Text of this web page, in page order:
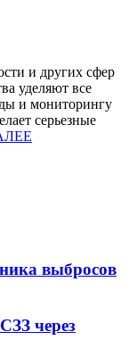
и других сфер
уделяют все
и мониторингу
серьезные
выбросов
через